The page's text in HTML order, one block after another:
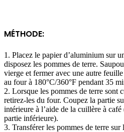
MÉTHODE:
1. Placez le papier d’aluminium sur
disposez les pommes de terre.
vierge et fermer avec une autre
au four à 180°C/360°F pendant 35
2. Lorsque les pommes de terre sont
retirez-les du four. Coupez la partie
intérieure à l’aide de la cuillère à
partie inférieure).
3. Transférer les pommes de terre sur